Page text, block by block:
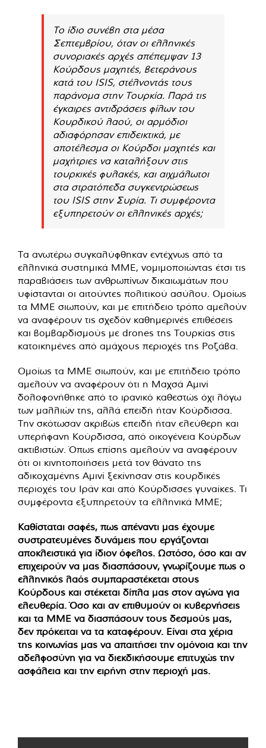
Το ίδιο συνέβη στα μέσα
Σεπτεμβρίου, όταν οι ελληνικές
συνοριακές αρχές απέπεμψαν 13
Κούρδους μαχητές, βετεράνους
κατά του ISIS, στέλνοντάς τους
παράνομα στην Τουρκία. Παρά τις
έγκαιρες αντιδράσεις φίλων του
Κουρδικού λαού, οι αρμόδιοι
αδιαφόρησαν επιδεικτικά, με
αποτέλεσμα οι Κούρδοι μαχητές και
μαχήτριες να καταλήξουν στις
τουρκικές φυλακές, και αιχμάλωτοι
στα στρατόπεδα συγκεντρώσεως
του ISIS στην Συρία. Τι συμφέροντα
εξυπηρετούν οι ελληνικές αρχές;
Τα ανωτέρω συγκαλύφθηκαν εντέχνως από τα
ελληνικά συστημικά ΜΜΕ, νομιμοποιώντας έτσι τις
παραβιάσεις των ανθρωπίνων δικαιωμάτων που
υφίστανται οι αιτούντες πολιτικού ασύλου. Ομοίως
τα ΜΜΕ σιωπούν, και με επιτήδειο τρόπο αμελούν
να αναφέρουν τις σχεδόν καθημερινές επιθέσεις
και βομβαρδισμούς με drones της Τουρκίας στις
κατοικημένες από αμάχους περιοχές της Ροζάβα.
Ομοίως τα ΜΜΕ σιωπούν, και με επιτήδειο τρόπο
αμελούν να αναφέρουν ότι η Μαχσά Αμινί
δολοφονήθηκε από το ιρανικό καθεστώς όχι λόγω
των μαλλιών της, αλλά επειδή ήταν Κούρδισσα.
Την σκότωσαν ακριβώς επειδή ήταν ελεύθερη και
υπερήφανη Κούρδισσα, από οικογένεια Κούρδων
ακτιβιστών. Όπως επίσης αμελούν να αναφέρουν
ότι οι κινητοποιήσεις μετά τον θάνατο της
αδικοχαμένης Αμινί ξεκίνησαν στις κουρδικές
περιοχές του Ιράν και από Κούρδισσες γυναίκες. Τι
συμφέροντα εξυπηρετούν τα ελληνικά ΜΜΕ;
Καθίσταται σαφές, πως απέναντι μας έχουμε
συστρατευμένες δυνάμεις που εργάζονται
αποκλειστικά για ίδιον όφελος. Ωστόσο, όσο και αν
επιχειρούν να μας διασπάσουν, γνωρίζουμε πως ο
ελληνικός λαός συμπαραστέκεται στους
Κούρδους και στέκεται δίπλα μας στον αγώνα για
ελευθερία. Όσο και αν επιθυμούν οι κυβερνήσεις
και τα ΜΜΕ να διασπάσουν τους δεσμούς μας,
δεν πρόκειται να τα καταφέρουν. Είναι στα χέρια
της κοινωνίας μας να απαιτήσει την ομόνοια και την
αδελφοσύνη για να διεκδικήσουμε επιτυχώς την
ασφάλεια και την ειρήνη στην περιοχή μας.